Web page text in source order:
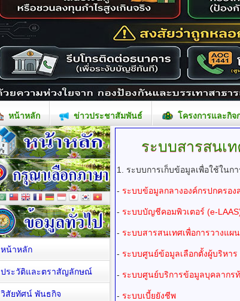
หน้าหลัก ข่าวประชาสัมพันธ์ โครงการและกิจ
ระบบสารสนเ
1. ระบบการเก็บข้อมูลเพื่อใช้ในก
- ระบบข้อมูลกลางองค์กรปกครอง
- ระบบบัญชีคอมพิวเตอร์ (e-
- ระบบสารสนเทศเพื่อการวางแผ
- ระบบศูนย์ข้อมูลเลือกตั้งผู้บริหา
- ระบบศูนย์บริการข้อมูลบุคลากร
- ระบบเบี้ยยังชีพ
หน้าหลัก
ประวัติและตราสัญลักษณ์
วิสัยทัศน์ พันธกิจ